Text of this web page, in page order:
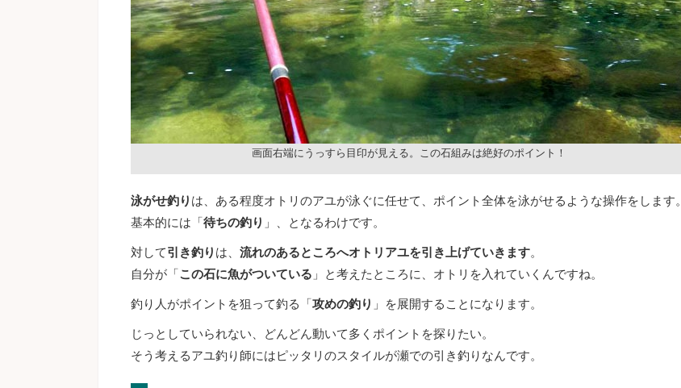
画面右端にうっすら目印が見える。この石組みは絶好のポイント！
泳がせ釣り は、ある程度オトリのアユが泳ぐに任せて、ポイント全体を泳がせるような操作をします。
基本的には「待ちの釣り 」、となるわけです。
対して引き釣り は、 流れのあるところへオトリアユを引き上げていきます。
自分が「この石に魚がついている 」と考えたところに、オトリを入れていくんですね。
釣り人がポイントを狙って釣る「攻めの釣り 」を展開することになります。
じっとしていられない、どんどん動いて多くポイントを探りたい。
そう考えるアユ釣り師にはピッタリのスタイルが瀬での引き釣りなんです。